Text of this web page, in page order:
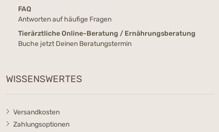
FAQ
Antworten auf häufige Fragen
Tierärztliche Online-Beratung / Ernährungsberatung
Buche jetzt Deinen Beratungstermin
WISSENSWERTES
Versandkosten
Zahlungsoptionen